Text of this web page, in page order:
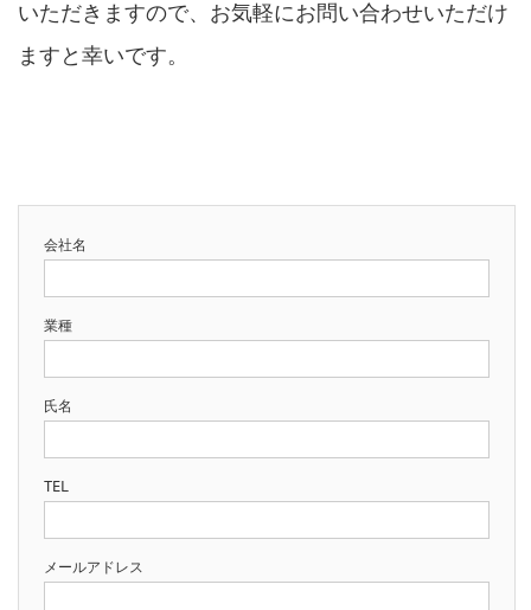
いただきますので、お気軽にお問い合わせいただけ
ますと幸いです。
会社名
業種
氏名
TEL
メールアドレス